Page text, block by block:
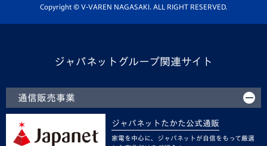
ホームタウン活動
Copyright © V-VAREN NAGASAKI. ALL RIGHT RESERVED.
ジャパネットグループ関連サイト
通信販売事業
ジャパネットたかた公式通販
家電を中心に、ジャパネットが自信をもって厳選